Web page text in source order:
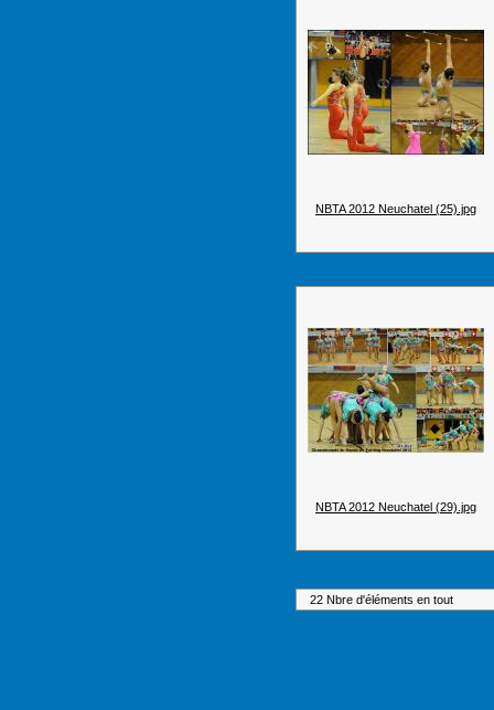
NBTA 2012 Neuchatel (25).jpg
NBTA 2012 Neuchatel (29).jpg
22 Nbre d'éléments en tout